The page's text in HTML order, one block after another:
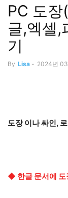
PC 도
글,엑셀,
기
By Lisa - 2024년 03
도장 이나 싸인,
◆ 한글 문서에 도